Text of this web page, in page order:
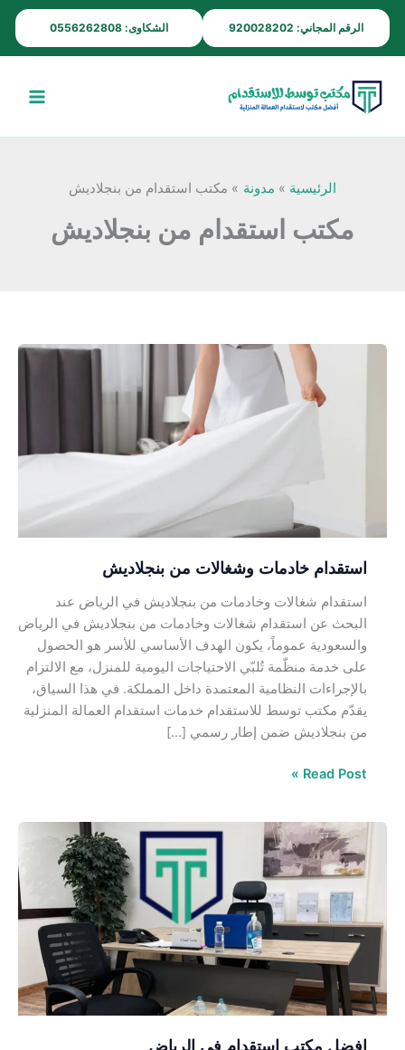
الرقم المجاني: 920028202 الشكاوى: 0556262808
تخطي
إلى
المحتوى
الرئيسية مدونة مكتب استقدام من بنجلاديش
مكتب استقدام من بنجلاديش
استقدام خادمات وشغالات من بنجلاديش
استقدام شغالات وخادمات من بنجلاديش في الرياض عند
البحث عن استقدام شغالات وخادمات من بنجلاديش في الرياض
والسعودية عموماً، يكون الهدف الأساسي للأسر هو الحصول
على خدمة منظّمة تُلبّي الاحتياجات اليومية للمنزل، مع الالتزام
بالإجراءات النظامية المعتمدة داخل المملكة. في هذا السياق،
يقدّم مكتب توسط للاستقدام خدمات استقدام العمالة المنزلية
من بنجلاديش ضمن إطار رسمي […]
وشغالات
Read Post »
افضل مكتب استقدام في الرياض
افضل
مكتب
استقدام
في
الرياض